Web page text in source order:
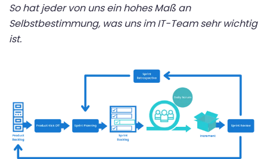
So hat jeder von uns ein hohes Maß an
Selbstbestimmung, was uns im IT-Team sehr wichtig
ist.